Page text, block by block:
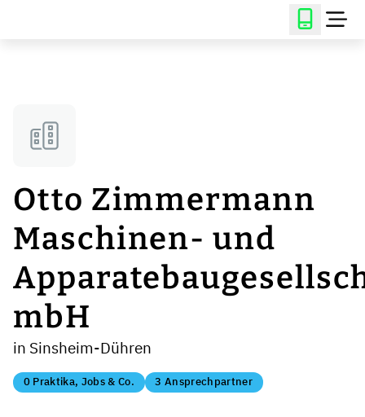
Otto Zimmermann
Maschinen- und
mbH
in Sinsheim-Dühren
0 Praktika, Jobs & Co. 3 Ansprechpartner